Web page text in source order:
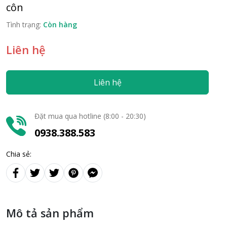
côn
Tình trạng: Còn hàng
Liên hệ
Liên hệ
Đặt mua qua hotline (8:00 - 20:30)
0938.388.583
Chia sẻ:
Mô tả sản phẩm